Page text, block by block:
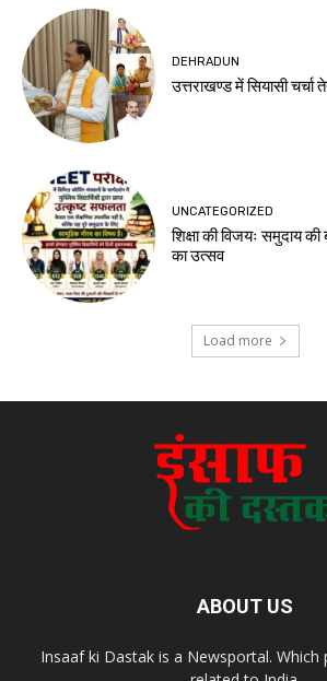
DEHRADUN
उत्तराखण्ड में सियासी चर्चा
UNCATEGORIZED
शिक्षा की विजयः समुदाय
का उत्सव
Load more
ABOUT US
Insaaf ki Dastak is a Newsportal. Which